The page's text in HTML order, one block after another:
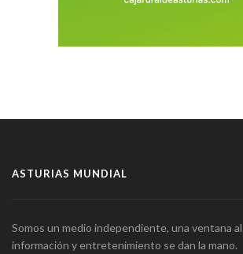
ASTURIAS MUNDIAL
Somos un medio independiente, una ventana
información y entretenimiento se dan la mano.